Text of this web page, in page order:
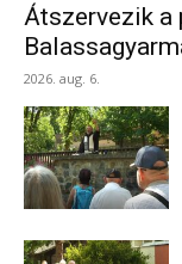
Átszervezik a
2026. aug. 6.